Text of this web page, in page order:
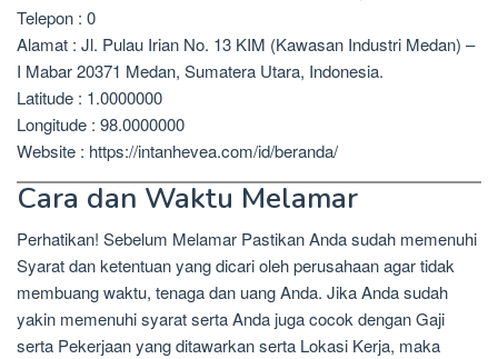
Telepon : 0
Alamat : Jl. Pulau Irian No. 13 KIM (Kawasan Industri Medan) –
I Mabar 20371 Medan, Sumatera Utara, Indonesia.
Latitude : 1.0000000
Longitude : 98.0000000
Website : https://intanhevea.com/id/beranda/
Cara dan Waktu Melamar
Perhatikan! Sebelum Melamar Pastikan Anda sudah memenuhi
Syarat dan ketentuan yang dicari oleh perusahaan agar tidak
membuang waktu, tenaga dan uang Anda. Jika Anda sudah
yakin memenuhi syarat serta Anda juga cocok dengan Gaji
serta Pekerjaan yang ditawarkan serta Lokasi Kerja, maka